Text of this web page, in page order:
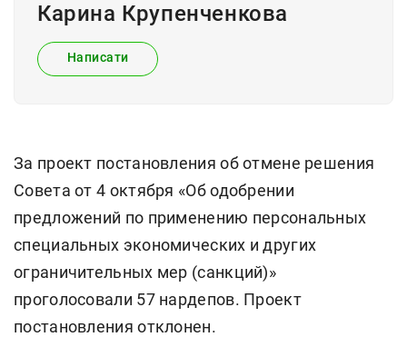
Карина Крупенченкова
Написати
За проект постановления об отмене решения
Совета от 4 октября «Об одобрении
предложений по применению персональных
специальных экономических и других
ограничительных мер (санкций)»
проголосовали 57 нардепов. Проект
постановления отклонен.